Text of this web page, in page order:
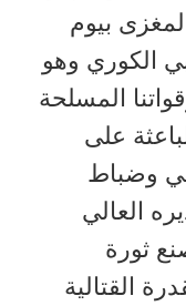
بيوم
الكوري وهو
المسلحة
على
وضباط
العالي
ثورة
القتالية